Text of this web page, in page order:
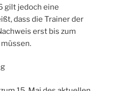
gilt jedoch eine
dass die Trainer der
erst bis zum